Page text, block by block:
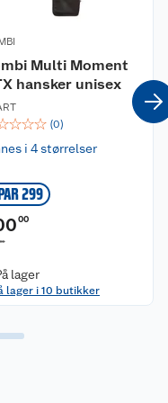
Kan
Multi Moment
hansker unisex
☆☆☆ (0)
i 4 størrelser
299
00
00
lager
lager i 10 butikker